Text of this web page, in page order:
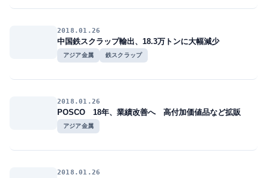
2018.01.26
中国鉄スクラップ輸出、18.3万トンに大幅減少
アジア金属 鉄スクラップ
2018.01.26
POSCO 18年、業績改善へ 高付加価値品など拡販
アジア金属
2018.01.26